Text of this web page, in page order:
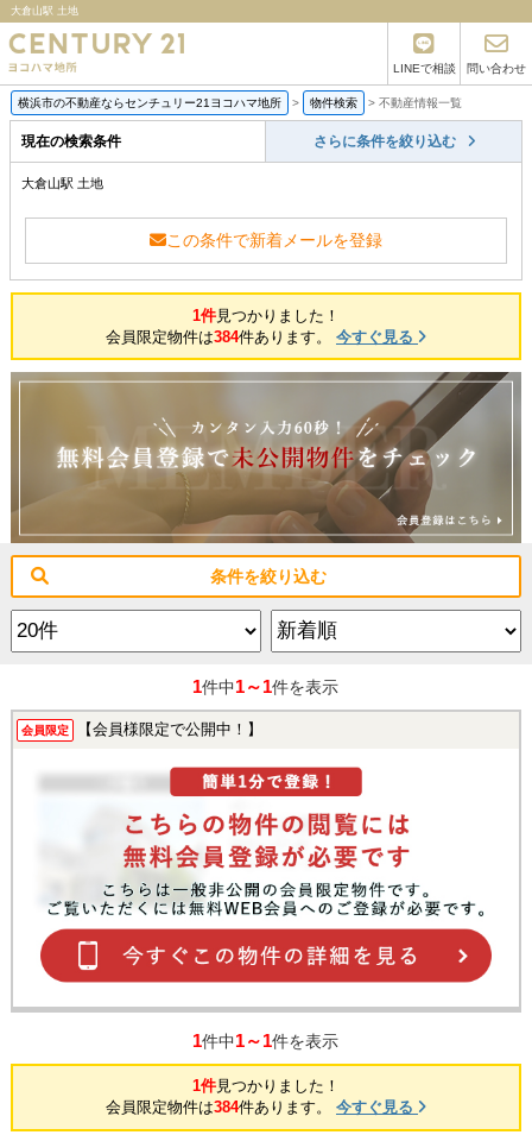
大倉山駅 土地
LINEで相談 問い合わせ
横浜市の不動産ならセンチュリー21ヨコハマ地所 > 物件検索 > 不動産情報一覧
現在の検索条件 さらに条件を絞り込む
大倉山駅 土地
この条件で新着メールを登録
1件見つかりました！
会員限定物件は384件あります。 今すぐ見る
条件を絞り込む
1件中1～1件を表示
会員限定 【会員様限定で公開中！】
1件中1～1件を表示
1件見つかりました！
会員限定物件は384件あります。 今すぐ見る